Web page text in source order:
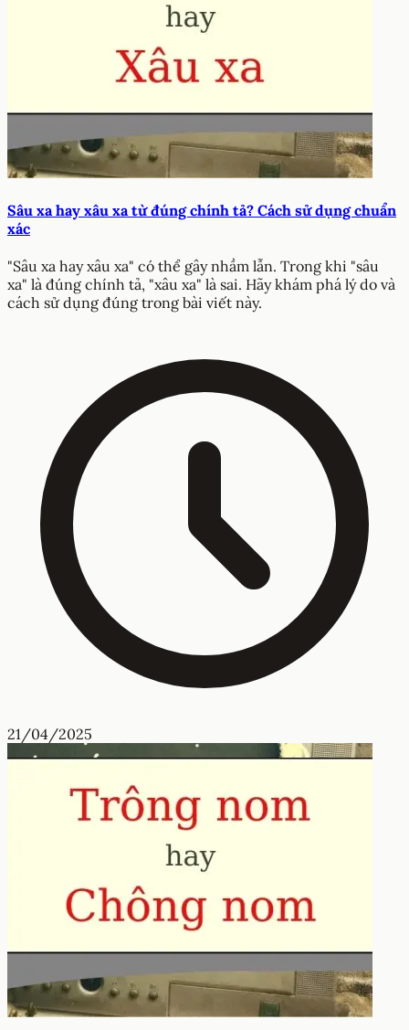
Sâu xa hay xâu xa từ đúng chính tả? Cách sử dụng chuẩn
xác
"Sâu xa hay xâu xa" có thể gây nhầm lẫn. Trong khi "sâu
xa" là đúng chính tả, "xâu xa" là sai. Hãy khám phá lý do và
cách sử dụng đúng trong bài viết này.
21/04/2025